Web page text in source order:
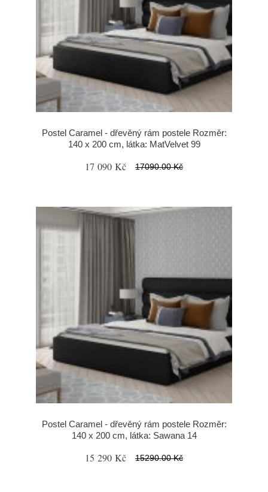
Postel Caramel - dřevěný rám postele Rozměr:
140 x 200 cm, látka: MatVelvet 99
17 090 Kč 17090.00 Kč
Postel Caramel - dřevěný rám postele Rozměr:
140 x 200 cm, látka: Sawana 14
15 290 Kč 15290.00 Kč